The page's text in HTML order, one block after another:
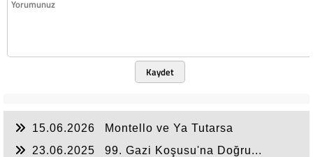
Kaydet
15.06.2026
Montello ve Ya Tutarsa
23.06.2025
99. Gazi Koşusu'na Doğru...